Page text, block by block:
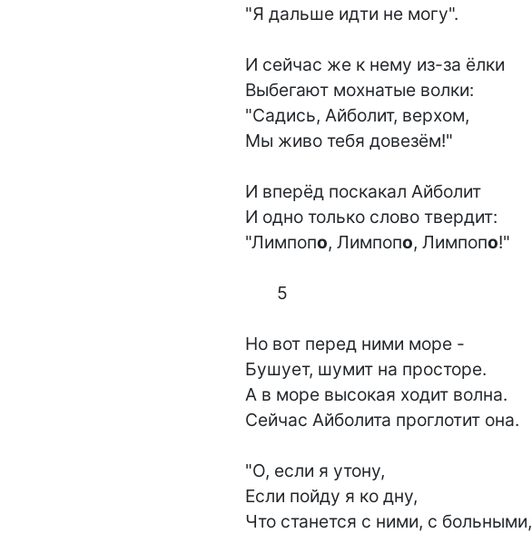
"Я дальше идти не могу".
И сейчас же к нему из-за ёлки
Выбегают мохнатые волки:
"Садись, Айболит, верхом,
Мы живо тебя довезём!"
И вперёд поскакал Айболит
И одно только слово твердит:
"Лимпопо, Лимпопо, Лимпопо!"
Но вот перед ними море -
Бушует, шумит на просторе.
А в море высокая ходит волна.
Сейчас Айболита проглотит она.
"О, если я утону,
Если пойду я ко дну,
Что станется с ними, с больными,